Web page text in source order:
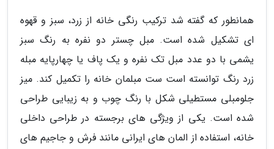
همانطور که گفته شد ترکیب رنگی خانه از زرد، سبز و قهوه
ای تشکیل شده است. مبل چستر دو نفره به رنگ سبز
یشمی با دو عدد مبل تک نفره و یک پاف یا چهارپایه مبله
زرد رنگ توانسته است ست مبلمان خانه را تکمیل کند. میز
جلومبلی مستطیلی شکل با رنگ چوب و به زیبایی طراحی
شده است. یکی از ویژگی های برجسته در طراحی داخلی
خانه، استفاده از المان های ایرانی مانند فرش و جاجیم های